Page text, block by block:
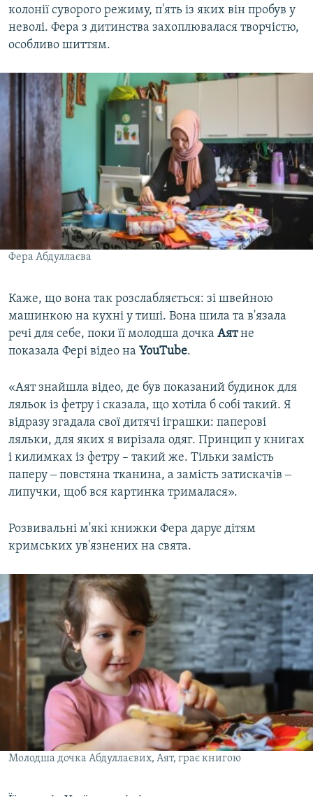
колонії суворого режиму, п'ять із яких він пробув у
неволі. Фера з дитинства захоплювалася творчістю,
особливо шиттям.
Фера Абдуллаєва
Каже, що вона так розслабляється: зі швейною
машинкою на кухні у тиші. Вона шила та в'язала
речі для себе, поки її молодша дочка Аятне
показала Фері відео на YouTube.
«Аят знайшла відео, де був показаний будинок для
ляльок із фетру і сказала, що хотіла б собі такий. Я
відразу згадала свої дитячі іграшки: паперові
ляльки, для яких я вирізала одяг. Принцип у книгах
і килимках із фетру – такий же. Тільки замість
паперу ‒ повстяна тканина, а замість затискачів ‒
липучки, щоб вся картинка трималася».
Розвивальні м'які книжки Фера дарує дітям
кримських ув'язнених на свята.
Молодша дочка Абдуллаєвих, Аят, грає книгою